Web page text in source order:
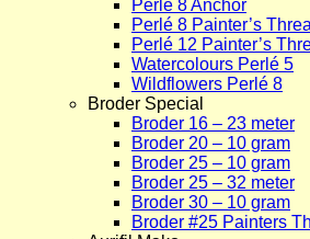
Perlé 8 Anchor
Perlé 8 Painter’s
Perlé 12 Painter’s
Watercolours Perlé 5
Wildflowers Perlé 8
Broder Special
Broder 16 – 23 meter
Broder 20 – 10 gram
Broder 25 – 10 gram
Broder 25 – 32 meter
Broder 30 – 10 gram
Broder #25 Painters